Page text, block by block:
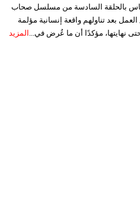
بالحلقة السادسة من مسلسل صحاب
بعد تناولهم واقعة إنسانية مؤلمة
نهايتها، مؤكدًا أن ما عُرض في... المزيد